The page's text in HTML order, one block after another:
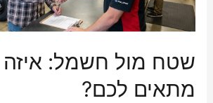
שטח מול חשמל: איזה
מתאים לכם?